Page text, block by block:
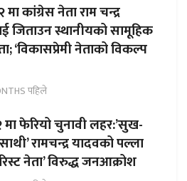
मा कांग्रेस नेता राम चन्द्र
जिताउन स्थानीयको सामूहिक
‘विकासप्रेमी नेताको विकल्प
पहिले
मा फेरियो चुनावी लहर:’सुख-
रामचन्द्र यादवको पल्ला
नेता’ विरुद्ध जनआक्रोश